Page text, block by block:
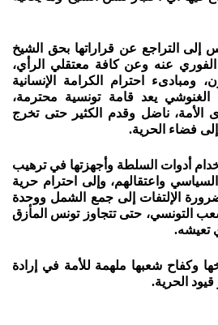
إلى التراجع عن قراراتها بحق الشيخ
الفوري عنه وعن كافة معتقلي الرأي،
ومبادىء احترام الكرامة الإنسانية
الغنوشي يعد قامة تونسية محترمة،
الأمة، ناضل وقدم الكثير حتى تخرج
فضاء الحرية.
أدوات السلطة وأجهزتها في ترهيب
واعتقالهم، وإلى احترام حرية
الإلتفات إلى جمع الشمل ووحدة
التونسي، حتى تتجاوز تونس المأزق
تعيشه.
وكفاح شعبها ملهمة للأمة في إرادة
الحرية.